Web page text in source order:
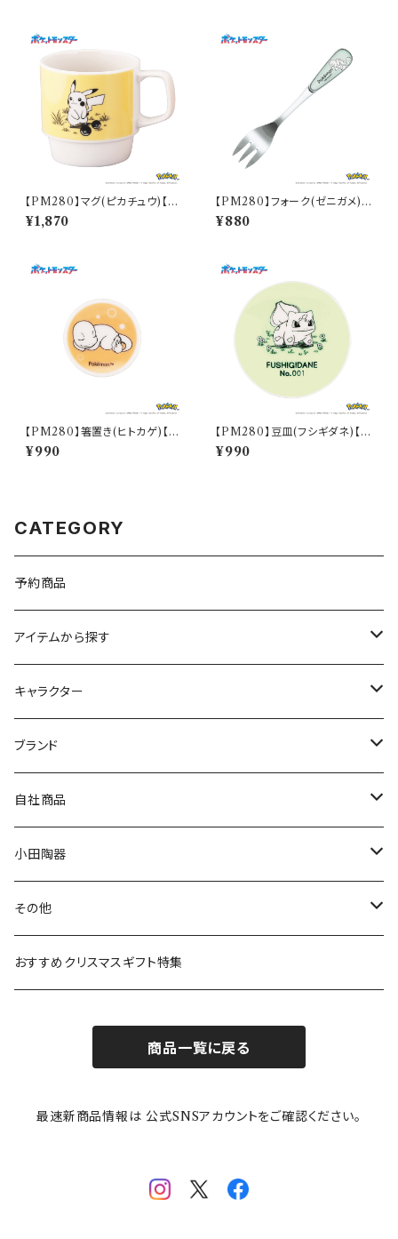
【PM280】マグ(ピカチュウ)【D
aily Sketch】PM284-11
¥1,870
【PM280】フォーク(ゼニガメ)
【Daily Sketch】PM283-851
¥880
【PM280】箸置き(ヒトカゲ)【D
aily Sketch】PM282-402
¥990
【PM280】豆皿(フシギダネ)【D
aily Sketch】PM281-333
¥990
CATEGORY
予約商品
アイテムから探す
九谷焼
マグ＆カップ
プレート
ボウル
ガラスウェア
カトラリー
キャラクター
ムーミン
80th記念アイテム
リトルミイの日記念アイテム
MOOMIN ANIMATION
スヌーピー
ピーターラビット
ポケットモンスター
mofusand（モフサンド）
mofsand×日比谷花壇
ブランド
LA AMYS(エミーズ)
LISA LARSON(リサラーソン)
LAURA ASHLEY(ローラ アシュレイ)
Finlayson(フィンレイソン)
HANAE MORI(ハナエモリ)
THE BEATLES(ザ・ビートルズ)
自社商品
ねこ企画
Cecera(セセラ)
CELEC(セレック)
隅切り重箱
小田陶器
さざなみ
吉祥
メイメイウェア
SoSo(ソソ）
その他
リサイクル食器
おすすめクリスマスギフト特集
商品一覧に戻る
最速新商品情報は 公式SNSアカウントをご確認ください。